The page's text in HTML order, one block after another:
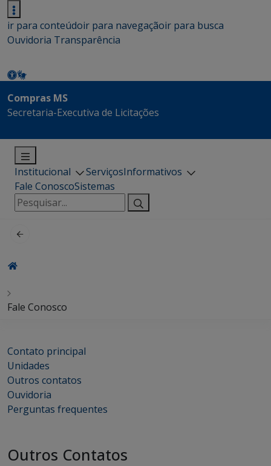
ir para conteúdoir para navegaçãoir para busca
Ouvidoria Transparência
Compras MS
Secretaria-Executiva de Licitações
Institucional ServiçosInformativos
Fale ConoscoSistemas
Pesquisar
por:
Fale Conosco
Contato principal
Unidades
Outros contatos
Ouvidoria
Perguntas frequentes
Outros Contatos